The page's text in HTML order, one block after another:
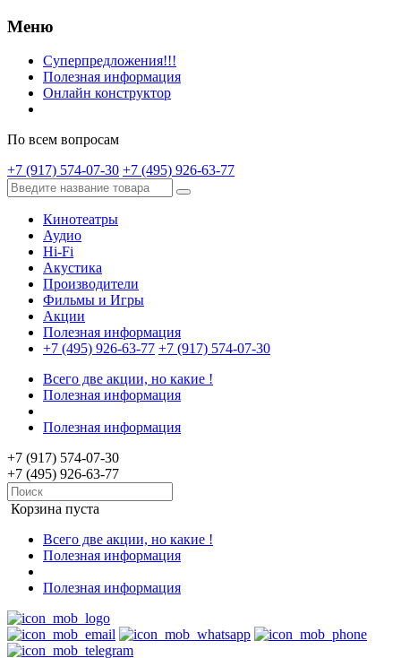
Меню
Суперпредложения!!!
Полезная информация
Онлайн конструктор
По всем вопросам
+7 (917) 574-07-30 +7 (495) 926-63-77
Кинотеатры
Аудио
Hi-Fi
Акустика
Производители
Фильмы и Игры
Акции
Полезная информация
+7 (495) 926-63-77 +7 (917) 574-07-30
Всего две акции, но какие !
Полезная информация
Полезная информация
+7 (917) 574-07-30
+7 (495) 926-63-77
Корзина пуста
Всего две акции, но какие !
Полезная информация
Полезная информация